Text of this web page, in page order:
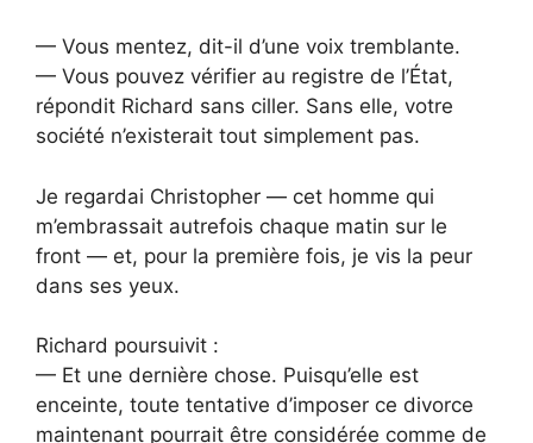
— Vous mentez, dit-il d’une voix tremblante.
— Vous pouvez vérifier au registre de l’État,
répondit Richard sans ciller. Sans elle, votre
société n’existerait tout simplement pas.
Je regardai Christopher — cet homme qui
m’embrassait autrefois chaque matin sur le
front — et, pour la première fois, je vis la peur
dans ses yeux.
Richard poursuivit :
— Et une dernière chose. Puisqu’elle est
enceinte, toute tentative d’imposer ce divorce
maintenant pourrait être considérée comme de